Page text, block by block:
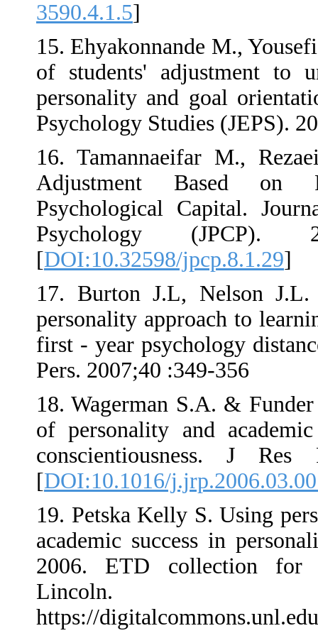
15.
of students'
personality
Psychology
16.
Adjustment
[
17. Burton
personality
first - year
Pers. 2007;40
18.
of
[DOI:10.1016/
19. Petska
academic
2006. ETD
https://